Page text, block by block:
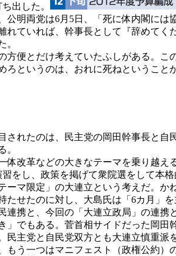
出した。
明両党は6月5日、「死に体内閣に
れていれば、幹事長として『辞めて
。
便とだけ考えていたふしがある。
ろというのは、おれに死ねというこ
れたのは、民主党の岡田幹事長と
。
体改革などの大きなテーマを乗り越え
をし、政策を掲げて衆院選をして本
マ限定」の大連立という考えだ。か
せたのに対し、大島氏は「6カ月」を
携と、今回の「大連立政局」の連
」でもある。菅首相サイドだった岡田
主党と自民党双方とも大連立慎重
もう一つはマニフェスト（政権公約